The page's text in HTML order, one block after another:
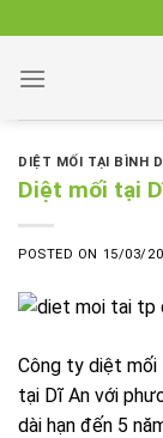
to
content
DIỆT MỐI TẠI BÌNH
Diệt mối tại
POSTED ON 15/03/
Công ty diệt mối
tại Dĩ An với
dài hạn đến 5